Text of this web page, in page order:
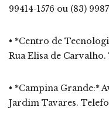
99414-1576 ou (83)
• *Centro de
Rua Elisa de Carvalho.
• *Campina Grande:*
Jardim Tavares.